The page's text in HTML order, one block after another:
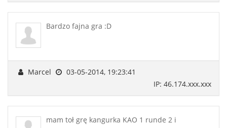
Bardzo fajna gra :D
Marcel
03-05-2014, 19:23:41
IP: 46.174.xxx.xxx
mam toł grę kangurka KAO 1 runde 2 i